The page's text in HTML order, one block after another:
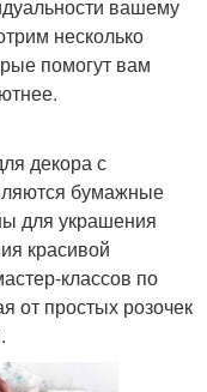
вашему
несколько
помогут вам
декора с
бумажные
для украшения
красивой
классов по
от простых розочек